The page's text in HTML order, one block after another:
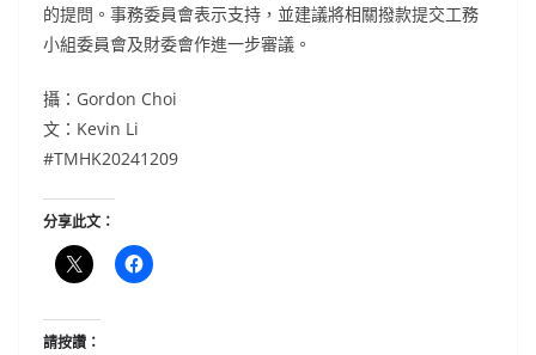
的提問。事務委員會表示支持，並建議將相關撥款提交工務
小組委員會及財委會作進一步審議。
攝：Gordon Choi
文：Kevin Li
#TMHK20241209
分享此文：
請按讚：